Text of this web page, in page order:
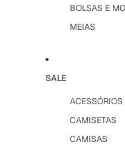
BOLSAS E
MEIAS
SALE
ACESSÓRIOS
CAMISETAS
CAMISAS